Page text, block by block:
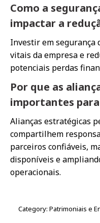
Como a
impactar a
Investir em segurança
vitais da empresa e
potenciais perdas
Por que as
importantes para
Alianças estratégicas
compartilhem
parceiros confiáveis,
disponíveis e
operacionais.
Category: Patrimoniais e